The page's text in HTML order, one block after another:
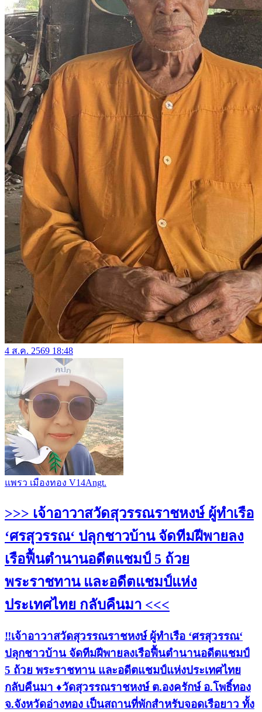
4 ส.ค. 2569 18:48
แพรว เมืองทอง V14Angt.
>>> เจ้าอาวาสวัดสุวรรณราชหงษ์ ผู้ทำเรือ
‘ศรสุวรรณ‘ ปลุกชาวบ้าน จัดทีมฝีพายลง
เรือฟื้นตำนานอดีตแชมป์ 5 ถ้วย
พระราชทาน และอดีตแชมป์แห่ง
ประเทศไทย กลับคืนมา <<<
‼️เจ้าอาวาสวัดสุวรรณราชหงษ์ ผู้ทำเรือ ‘ศรสุวรรณ‘
ปลุกชาวบ้าน จัดทีมฝีพายลงเรือฟื้นตำนานอดีตแชมป์
5 ถ้วย พระราชทาน และอดีตแชมป์แห่งประเทศไทย
กลับคืนมา ♦️วัดสุวรรณราชหงษ์ ต.องครักษ์ อ.โพธิ์ทอง
จ.จังหวัดอ่างทอง เป็นสถานที่พักสำหรับจอดเรือยาว ทั้ง